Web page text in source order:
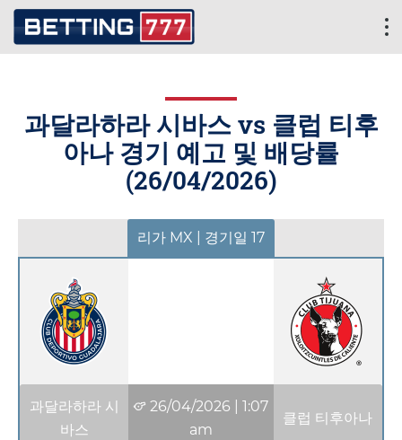
과달라하라 시바스 vs 클럽 티후
아나 경기 예고 및 배당률
(26/04/2026)
리가 MX | 경기일 17
과달라하라 시
바스
26/04/2026 |1:07
am
클럽 티후아나